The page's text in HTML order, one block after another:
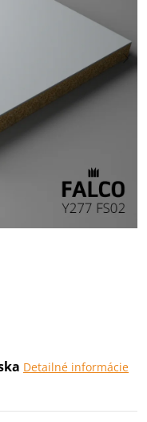
Detailné informácie